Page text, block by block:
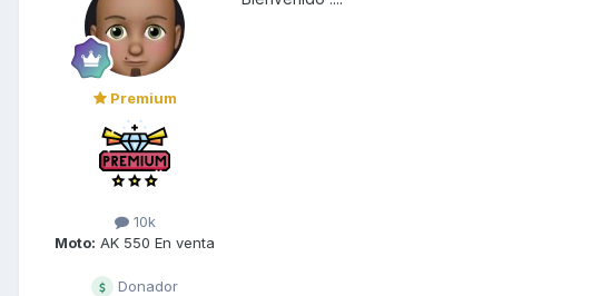
Premium
10k
Moto: AK 550 En venta
Donador